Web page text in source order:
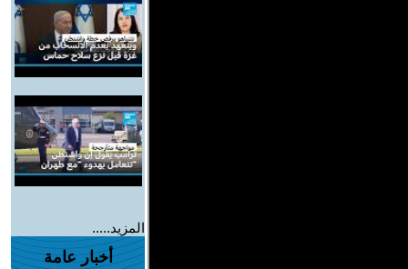
المزيد.....
أخبار عامة